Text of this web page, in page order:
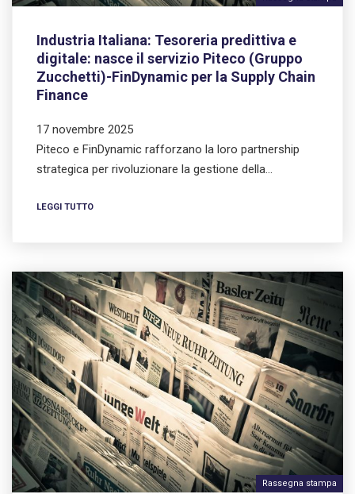
Industria Italiana: Tesoreria predittiva e
digitale: nasce il servizio Piteco (Gruppo
Zucchetti)-FinDynamic per la Supply Chain
Finance
17 novembre 2025
Piteco e FinDynamic rafforzano la loro partnership
strategica per rivoluzionare la gestione della…
LEGGI TUTTO
Rassegna stampa